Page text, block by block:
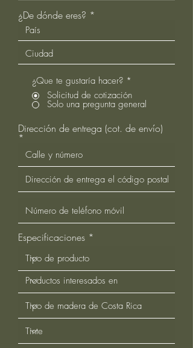
¿De dónde eres?
¿Que te gustaría hacer? *
Solicitud de cotización
Solo una pregunta general
Dirección de entrega (cot. de envío)
Especificaciones